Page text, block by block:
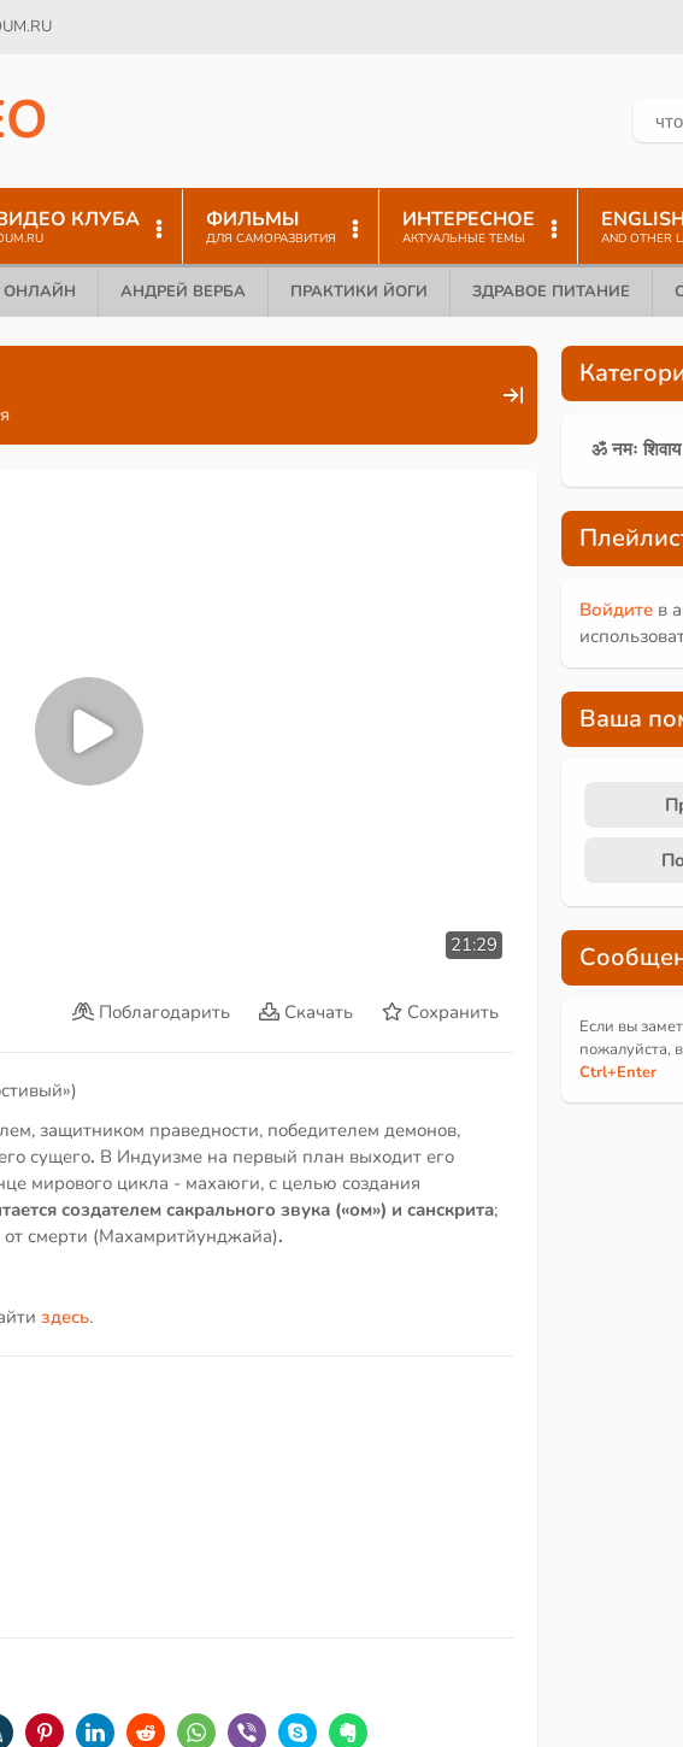
O
КЛУБА ФИЛЬМЫ
ДЛЯ САМОРАЗВИТИЯ
ИНТЕРЕСНОЕ
АКТУАЛЬНЫЕ ТЕМЫ AND OTHER
ОНЛАЙН АНДРЕЙ ВЕРБА ПРАКТИКИ ЙОГИ ЗДРАВОЕ ПИТАНИЕ
21:29
Поблагодарить Скачать Сохранить
защитником праведности, победителем демонов,
сущего. В Индуизме на первый план выходит его
мирового цикла - махаюги, с целью создания
создателем сакрального звука («ом») и санскрита;
от смерти (Махамритйунджайа).
здесь.
ॐ नमः शिवाय
Войдите в
Ваша
Если вы
пожалуйста,
Ctrl+Enter